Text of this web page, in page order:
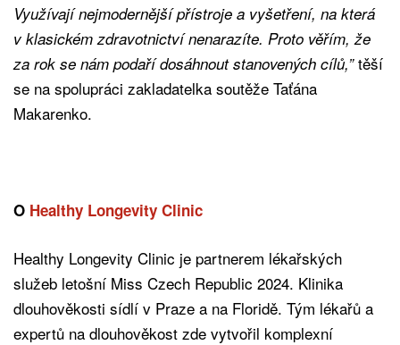
Využívají nejmodernější přístroje a vyšetření, na která
v klasickém zdravotnictví nenarazíte. Proto věřím, že
za rok se nám podaří dosáhnout stanovených cílů,”těší
se na spolupráci zakladatelka soutěže Taťána
Makarenko.
O Healthy Longevity Clinic
Healthy Longevity Clinic je partnerem lékařských
služeb letošní Miss Czech Republic 2024. Klinika
dlouhověkosti sídlí v Praze a na Floridě. Tým lékařů a
expertů na dlouhověkost zde vytvořil komplexní